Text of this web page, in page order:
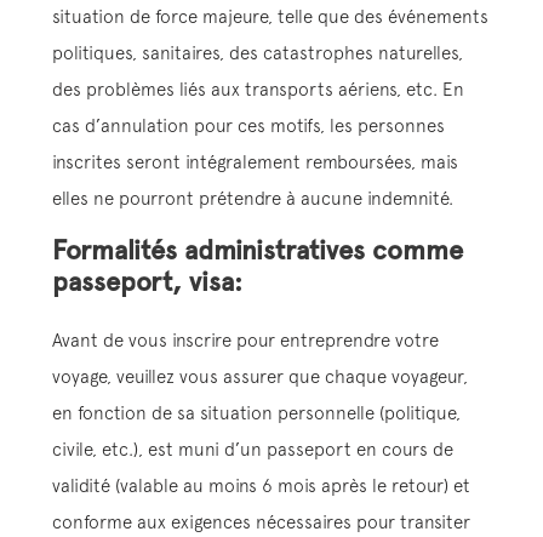
situation de force majeure, telle que des événements
politiques, sanitaires, des catastrophes naturelles,
des problèmes liés aux transports aériens, etc. En
cas d’annulation pour ces motifs, les personnes
inscrites seront intégralement remboursées, mais
elles ne pourront prétendre à aucune indemnité.
Formalités administratives comme
passeport, visa:
Avant de vous inscrire pour entreprendre votre
voyage, veuillez vous assurer que chaque voyageur,
en fonction de sa situation personnelle (politique,
civile, etc.), est muni d’un passeport en cours de
validité (valable au moins 6 mois après le retour) et
conforme aux exigences nécessaires pour transiter